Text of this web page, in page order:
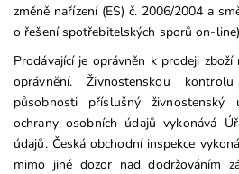
změně nařízení (ES) č. 2006/2004 a
o řešení spotřebitelských sporů on-
Prodávající je oprávněn k prodeji
oprávnění. Živnostenskou
působnosti příslušný
ochrany osobních údajů vykonává
údajů. Česká obchodní inspekce
mimo jiné dozor nad dodržováním